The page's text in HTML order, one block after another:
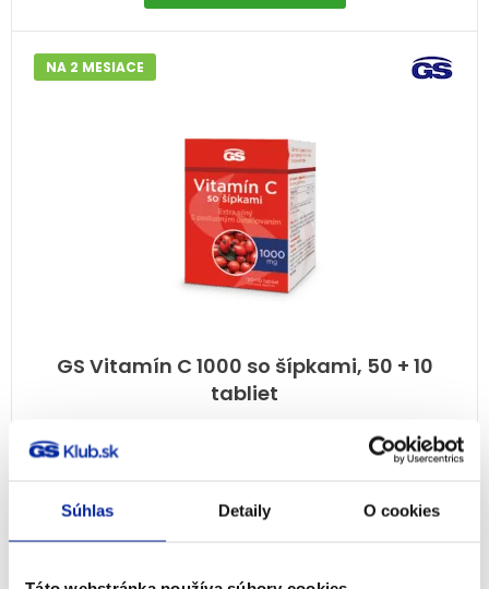
Súhlas Detaily O cookies
GS Vitamín C 1000 so šípkami, 50 + 10
tabliet
NA 2 MESIACE
7,99€ Na sklade